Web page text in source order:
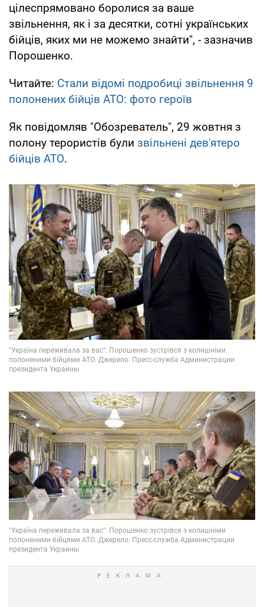
цілеспрямовано боролися за ваше
звільнення, як і за десятки, сотні українських
бійців, яких ми не можемо знайти", - зазначив
Порошенко.
Читайте: Стали відомі подробиці звільнення 9
полонених бійців АТО: фото героїв
Як повідомляв "Обозреватель", 29 жовтня з
полону терористів були звільнені дев'ятеро
бійців АТО.